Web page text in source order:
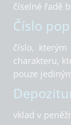
číselné řadě
Číslo
číslo,
charakteru,
pouze
vklad v